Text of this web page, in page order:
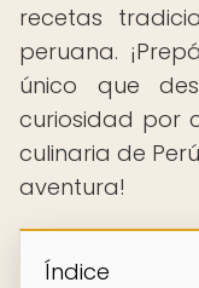
recetas
peruana.
único que
curiosidad por
culinaria de
aventura!
Índice